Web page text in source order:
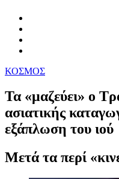
ΚΟΣΜΟΣ
Τα «μαζεύει» ο
ασιατικής
εξάπλωση του ιού
Μετά τα περί